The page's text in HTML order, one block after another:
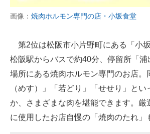
画像： 焼肉ホルモン専門の店・小坂食堂
第2位は松阪市小片野町にある「小坂
松阪駅からバスで約40分、停留所「浦
場所にある焼肉ホルモン専門のお店。
（めす）」「若どり」「せせり」とい
か、さまざまな肉を堪能できます。厳
に使用したお店自慢の「焼肉のたれ」